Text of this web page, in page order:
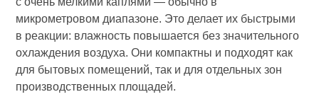
микрометровом диапазоне. Это делает их быстрыми
в реакции: влажность повышается без значительного
охлаждения воздуха. Они компактны и подходят как
для бытовых помещений, так и для отдельных зон
производственных площадей.